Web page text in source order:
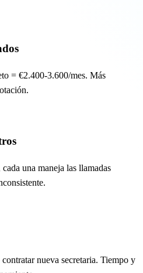
= €2.400-3.600/mes. Más
una maneja las llamadas
nueva secretaria. Tiempo y